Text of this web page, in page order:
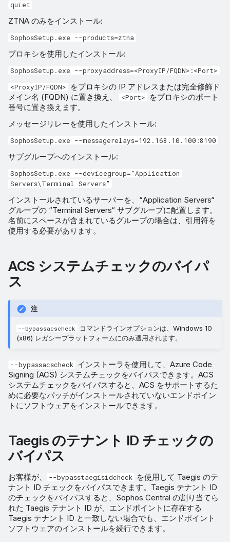
quiet
ZTNA のみをインストール:
SophosSetup.exe --products=ztna
プロキシを使用したインストール:
SophosSetup.exe --proxyaddress=<ProxyIP/FQDN>:<Port>
<ProxyIP/FQDN>
をプロキシの IP アドレスまたは完全修飾ド
メイン名 (FQDN) に置き換え、
<Port>
をプロキシのポート
番号に置き換えます。
メッセージリレーを使用したインストール:
SophosSetup.exe --messagerelays=192.168.10.100:8190
サブグループへのインストール:
SophosSetup.exe --devicegroup=”Application
Servers\Terminal Servers”
インストールされているサーバーを、“Application Servers“
グループの “Terminal Servers“ サブグループに配置します。
名前にスペースが含まれているグループの場合は、引用符を
使用する必要があります。
ACS システムチェックのバイパ
ス
注
--bypassacscheck
コマンドラインオプションは、Windows 10
(x86) レガシープラットフォームにのみ適用されます。
--bypassacscheck
インストーラを使用して、Azure Code
Signing (ACS) システムチェックをバイパスできます。ACS
システムチェックをバイパスすると、ACS をサポートするた
めに必要なパッチがインストールされていないエンドポイン
トにソフトウェアをインストールできます。
Taegis のテナント ID チェックの
バイパス
お客様が、 --bypasstaegisidcheck
を使用して Taegis のテ
ナント ID チェックをバイパスできます。Taegis テナント ID
のチェックをバイパスすると、Sophos Central の割り当てら
れた Taegis テナント ID が、エンドポイントに存在する
Taegis テナント ID と一致しない場合でも、エンドポイント
ソフトウェアのインストールを続行できます。